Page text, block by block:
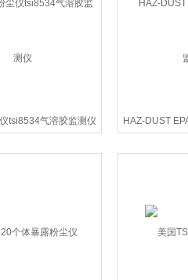
tsi8534气溶胶监测仪 HAZ-DUST